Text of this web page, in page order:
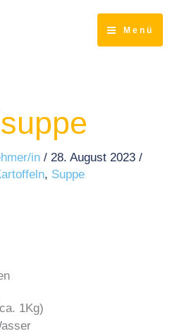
Menü
in / 28. August 2023 /
, Suppe
1Kg)